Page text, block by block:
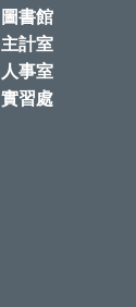
圖書館
主計室
人事室
實習處